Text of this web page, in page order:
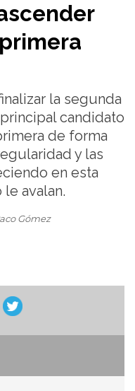
la segunda
candidato
de forma
y las
en esta
avalan.
Gómez